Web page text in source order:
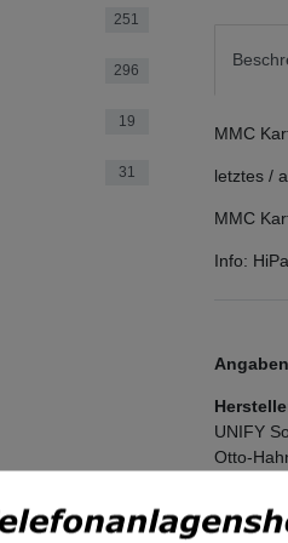
251
296
19
31
MMC
letztes /
MMC
Info:
UNIFY
Otto-